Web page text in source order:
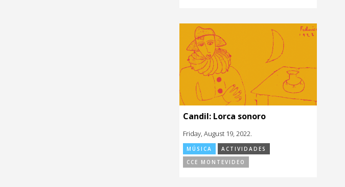
Candil: Lorca sonoro
Friday, August 19, 2022.
MÚSICA
ACTIVIDADES
CCE MONTEVIDEO